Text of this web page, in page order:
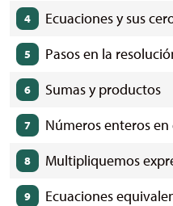
4 Ecuaciones y sus
5 Pasos en la
6 Sumas y productos
7 Números enteros
8 Multipliquemos
9 Ecuaciones